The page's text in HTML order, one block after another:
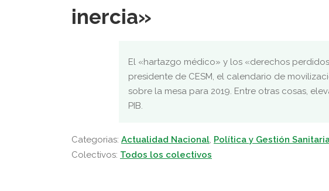
inercia»
El «hartazgo médico» y los «derechos
presidente de CESM, el calendario de
sobre la mesa para 2019. Entre otras cosas,
PIB.
Categorias: Actualidad Nacional Política y Gestión
Colectivos: Todos los colectivos